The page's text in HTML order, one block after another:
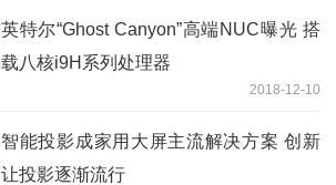
英特尔“Ghost Canyon”高端NUC曝光 搭
载八核i9H系列处理器
2018-12-10
智能投影成家用大屏主流解决方案 创新
让投影逐渐流行